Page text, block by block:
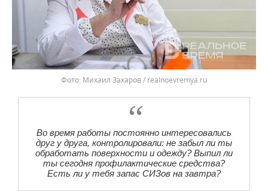
Михаил Захаров / realnoevremya.ru
Во время работы постоянно интересовались
друг у друга, контролировали: не забыл ли ты
обработать поверхности и одежду? Выпил ли
ты сегодня профилактические средства?
Есть ли у тебя запас СИЗов на завтра?